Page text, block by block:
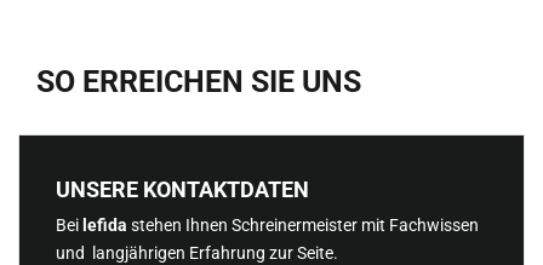
SO ERREICHEN SIE UNS
UNSERE KONTAKTDATEN
Bei lefida stehen Ihnen Schreinermeister mit Fachwissen
und langjährigen Erfahrung zur Seite.